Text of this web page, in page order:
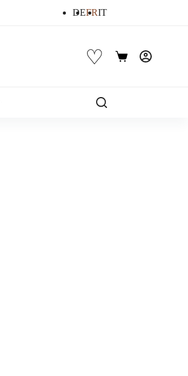
DEFRIT
♡
Panier